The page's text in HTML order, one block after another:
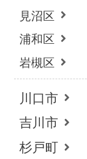
見沼区
浦和区
岩槻区
川口市
吉川市
杉戸町